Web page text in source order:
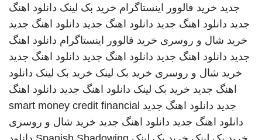
جدید خرید فالوور اینستاگرام خرید بک لینک دانلود اهنگ
جدید دانلود اهنگ جدید دانلود اهنگ جدید دانلود اهنگ جدید
خرید شال و روسری خرید فالوور اینستاگرام دانلود اهنگ
جدید دانلود اهنگ جدید دانلود اهنگ جدید دانلود اهنگ جدید
خرید شال و روسری خرید بک لینک خرید بک لینک دانلود
اهنگ جدید خرید بک لینک دانلود اهنگ جدید دانلود اهنگ
جدید دانلود اهنگ جدید smart money credit financial
دانلود اهنگ جدید دانلود اهنگ جدید خرید شال و روسری